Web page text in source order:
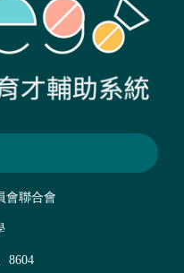
會聯合會
8604